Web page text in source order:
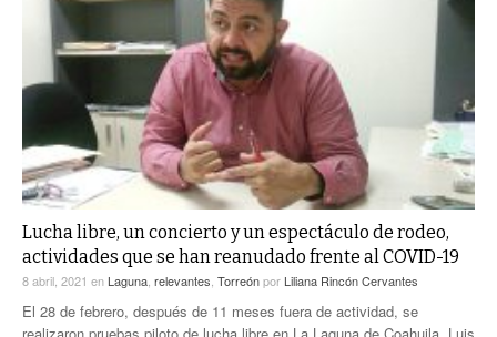
Lucha libre, un concierto y un espectáculo de rodeo,
actividades que se han reanudado frente al COVID-19
8 abril, 2021 en Laguna, relevantes, Torreónpor Liliana Rincón Cervantes
El 28 de febrero, después de 11 meses fuera de actividad, se